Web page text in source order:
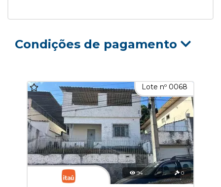
Condições de pagamento
Lote nº 0068
94 0